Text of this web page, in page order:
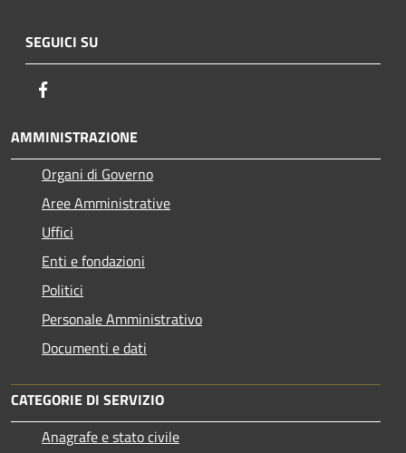
SEGUICI SU
AMMINISTRAZIONE
Organi di Governo
Aree Amministrative
Uffici
Enti e fondazioni
Politici
Personale Amministrativo
Documenti e dati
CATEGORIE DI SERVIZIO
Anagrafe e stato civile